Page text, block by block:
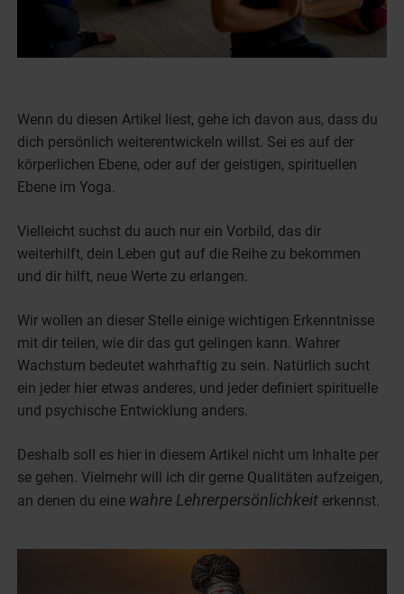
Wenn du diesen Artikel liest, gehe ich davon aus, dass du
dich persönlich weiterentwickeln willst. Sei es auf der
körperlichen Ebene, oder auf der geistigen, spirituellen
Ebene im Yoga.
Vielleicht suchst du auch nur ein Vorbild, das dir
weiterhilft, dein Leben gut auf die Reihe zu bekommen
und dir hilft, neue Werte zu erlangen.
Wir wollen an dieser Stelle einige wichtigen Erkenntnisse
mit dir teilen, wie dir das gut gelingen kann. Wahrer
Wachstum bedeutet wahrhaftig zu sein. Natürlich sucht
ein jeder hier etwas anderes, und jeder definiert spirituelle
und psychische Entwicklung anders.
Deshalb soll es hier in diesem Artikel nicht um Inhalte per
se gehen. Vielmehr will ich dir gerne Qualitäten aufzeigen,
an denen du eine wahre Lehrerpersönlichkeit erkennst.